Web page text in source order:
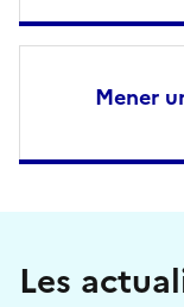
Mener
Les